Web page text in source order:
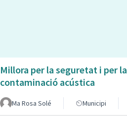
Millora per la seguretat i per la
contaminació acústica
Ma Rosa Solé Municipi